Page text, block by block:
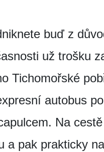
buď z
už trošku
Tichomořské
autobus
Na
a pak prakticky